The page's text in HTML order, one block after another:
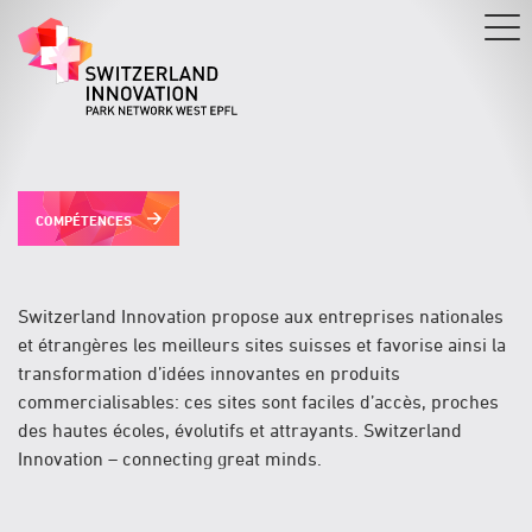
au
contenu
principal
COMPÉTENCES
Switzerland Innovation propose aux entreprises nationales
et étrangères les meilleurs sites suisses et favorise ainsi la
transformation d’idées innovantes en produits
commercialisables: ces sites sont faciles d’accès, proches
des hautes écoles, évolutifs et attrayants. Switzerland
Innovation – connecting great minds.